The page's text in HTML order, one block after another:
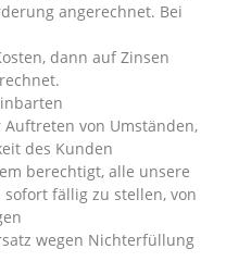
angerechnet. Bei
dann auf Zinsen
von Umständen,
des Kunden
berechtigt, alle unsere
fällig zu stellen, von
wegen Nichterfüllung